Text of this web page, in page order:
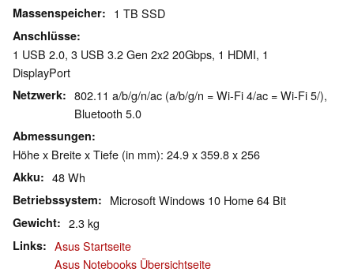
Massenspeicher 1 TB SSD
Anschlüsse
1 USB 2.0, 3 USB 3.2 Gen 2x2 20Gbps, 1 HDMI, 1
DisplayPort
Netzwerk
802.11 a/b/g/n/ac (a/b/g/n = Wi-Fi 4/ac = Wi-Fi 5/),
Bluetooth 5.0
Abmessungen
Höhe x Breite x Tiefe (in mm): 24.9 x 359.8 x 256
Akku 48 Wh
Betriebssystem Microsoft Windows 10 Home 64 Bit
Gewicht 2.3 kg
Links
Asus Startseite
Asus Notebooks Übersichtseite